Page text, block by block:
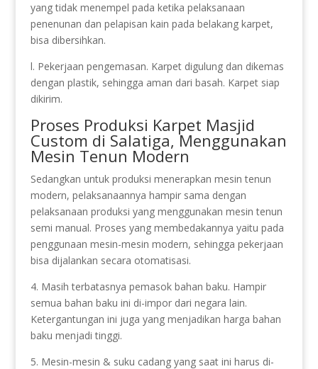
yang tidak menempel pada ketika pelaksanaan
penenunan dan pelapisan kain pada belakang karpet,
bisa dibersihkan.
l. Pekerjaan pengemasan. Karpet digulung dan dikemas
dengan plastik, sehingga aman dari basah. Karpet siap
dikirim.
Proses Produksi Karpet Masjid
Custom di Salatiga, Menggunakan
Mesin Tenun Modern
Sedangkan untuk produksi menerapkan mesin tenun
modern, pelaksanaannya hampir sama dengan
pelaksanaan produksi yang menggunakan mesin tenun
semi manual. Proses yang membedakannya yaitu pada
penggunaan mesin-mesin modern, sehingga pekerjaan
bisa dijalankan secara otomatisasi.
4. Masih terbatasnya pemasok bahan baku. Hampir
semua bahan baku ini di-impor dari negara lain.
Ketergantungan ini juga yang menjadikan harga bahan
baku menjadi tinggi.
5. Mesin-mesin & suku cadang yang saat ini harus di-